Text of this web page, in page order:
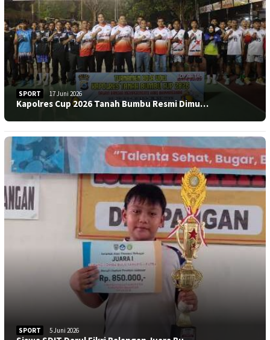
SPORT 17 Juni 2026
Kapolres Cup 2026 Tanah Bumbu Resmi Dimu…
SPORT 5 Juni 2026